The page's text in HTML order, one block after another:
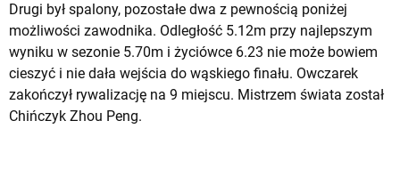
Drugi był spalony, pozostałe dwa z pewnością poniżej
możliwości zawodnika. Odległość 5.12m przy najlepszym
wyniku w sezonie 5.70m i życiówce 6.23 nie może bowiem
cieszyć i nie dała wejścia do wąskiego finału. Owczarek
zakończył rywalizację na 9 miejscu. Mistrzem świata został
Chińczyk Zhou Peng.